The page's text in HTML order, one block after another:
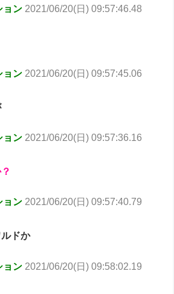
ョン 2021/06/20(日) 09:57:46.48
ョン 2021/06/20(日) 09:57:45.06
ョン 2021/06/20(日) 09:57:36.16
ョン2021/06/20(日) 09:57:40.79
ドか
ョン 2021/06/20(日) 09:58:02.19